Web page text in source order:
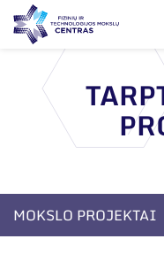
Apie mus
Viešieji
Naujienos
Renginiai
MOKSLO PROJEKTAI